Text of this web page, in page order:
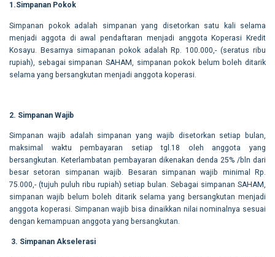
1.Simpanan Pokok
Simpanan pokok adalah simpanan yang disetorkan satu kali selama
menjadi aggota di awal pendaftaran menjadi anggota Koperasi Kredit
Kosayu. Besarnya simapanan pokok adalah Rp. 100.000,- (seratus ribu
rupiah), sebagai simpanan SAHAM, simpanan pokok belum boleh ditarik
selama yang bersangkutan menjadi anggota koperasi.
2. Simpanan Wajib
Simpanan wajib adalah simpanan yang wajib disetorkan setiap bulan,
maksimal waktu pembayaran setiap tgl.18 oleh anggota yang
bersangkutan. Keterlambatan pembayaran dikenakan denda 25% /bln dari
besar setoran simpanan wajib. Besaran simpanan wajib minimal Rp.
75.000,- (tujuh puluh ribu rupiah) setiap bulan. Sebagai simpanan SAHAM,
simpanan wajib belum boleh ditarik selama yang bersangkutan menjadi
anggota koperasi. Simpanan wajib bisa dinaikkan nilai nominalnya sesuai
dengan kemampuan anggota yang bersangkutan.
3. Simpanan Akselerasi